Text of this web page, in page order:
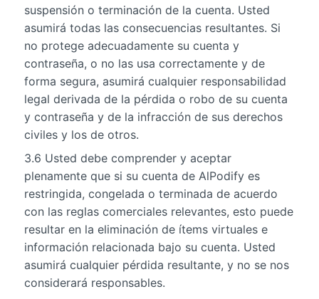
suspensión o terminación de la cuenta. Usted
asumirá todas las consecuencias resultantes. Si
no protege adecuadamente su cuenta y
contraseña, o no las usa correctamente y de
forma segura, asumirá cualquier responsabilidad
legal derivada de la pérdida o robo de su cuenta
y contraseña y de la infracción de sus derechos
civiles y los de otros.
3.6 Usted debe comprender y aceptar
plenamente que si su cuenta de AlPodify es
restringida, congelada o terminada de acuerdo
con las reglas comerciales relevantes, esto puede
resultar en la eliminación de ítems virtuales e
información relacionada bajo su cuenta. Usted
asumirá cualquier pérdida resultante, y no se nos
considerará responsables.